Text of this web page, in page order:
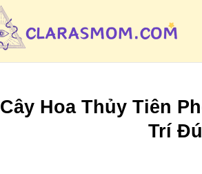
Cây Hoa Thủy Tiên
Trí